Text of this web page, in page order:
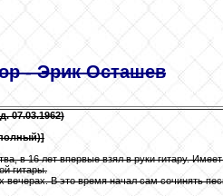
- Эрик Осташев
07.03.1962)
в 16 лет впервые взял в руки гитару.
гитары.
вечерах. В это время начал сам сочинять